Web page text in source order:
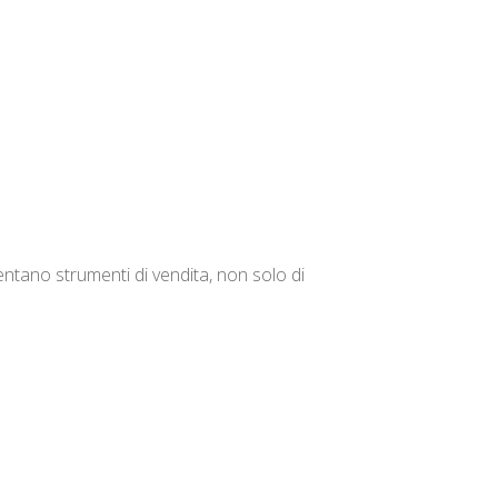
strumenti di vendita, non solo di